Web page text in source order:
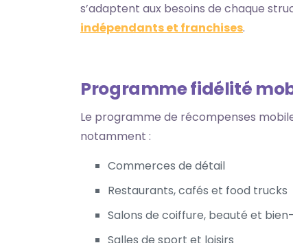
s’adaptent aux besoins de chaque
indépendants et franchises.
Programme fidélité
Le programme de récompenses
notamment :
Commerces de détail
Restaurants, cafés et food trucks
Salons de coiffure, beauté et